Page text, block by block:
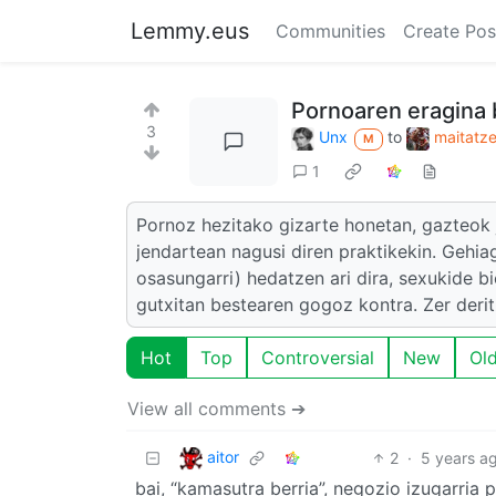
Lemmy.eus Communities Create
3
Pornoaren
Unx M to
1
Pornoz hezitako gizarte honetan,
jendartean nagusi diren praktikekin.
osasungarri) hedatzen ari dira, sexukide
gutxitan bestearen gogoz kontra. Zer
Hot Top Controversial New
View all comments ➔
aitor 2 · 5 years
bai, “kamasutra berria”, negozio